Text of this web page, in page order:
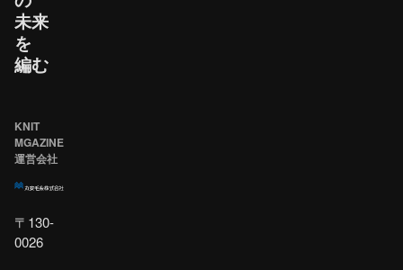
未来
を​
編む
KNIT
MGAZINE
運営会社
〒130-
0026